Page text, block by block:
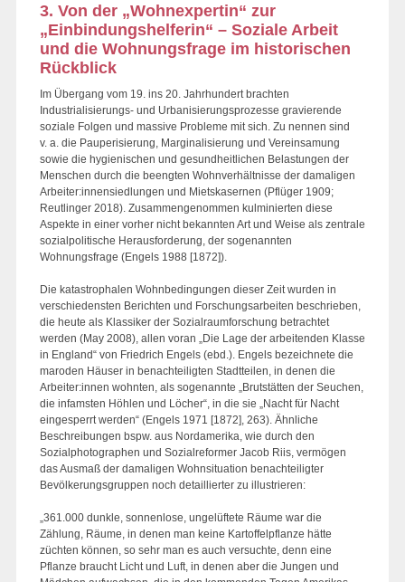
3. Von der „Wohnexpertin“ zur
„Einbindungshelferin“ – Soziale Arbeit
und die Wohnungsfrage im historischen
Rückblick
Im Übergang vom 19. ins 20. Jahrhundert brachten
Industrialisierungs- und Urbanisierungsprozesse gravierende
soziale Folgen und massive Probleme mit sich. Zu nennen sind
v. a. die Pauperisierung, Marginalisierung und Vereinsamung
sowie die hygienischen und gesundheitlichen Belastungen der
Menschen durch die beengten Wohnverhältnisse der damaligen
Arbeiter:innensiedlungen und Mietskasernen (Pflüger 1909;
Reutlinger 2018). Zusammengenommen kulminierten diese
Aspekte in einer vorher nicht bekannten Art und Weise als zentrale
sozialpolitische Herausforderung, der sogenannten
Wohnungsfrage (Engels 1988 [1872]).
Die katastrophalen Wohnbedingungen dieser Zeit wurden in
verschiedensten Berichten und Forschungsarbeiten beschrieben,
die heute als Klassiker der Sozialraumforschung betrachtet
werden (May 2008), allen voran „Die Lage der arbeitenden Klasse
in England“ von Friedrich Engels (ebd.). Engels bezeichnete die
maroden Häuser in benachteiligten Stadtteilen, in denen die
Arbeiter:innen wohnten, als sogenannte „Brutstätten der Seuchen,
die infamsten Höhlen und Löcher“, in die sie „Nacht für Nacht
eingesperrt werden“ (Engels 1971 [1872], 263). Ähnliche
Beschreibungen bspw. aus Nordamerika, wie durch den
Sozialphotographen und Sozialreformer Jacob Riis, vermögen
das Ausmaß der damaligen Wohnsituation benachteiligter
Bevölkerungsgruppen noch detaillierter zu illustrieren:
„361.000 dunkle, sonnenlose, ungelüftete Räume war die
Zählung, Räume, in denen man keine Kartoffelpflanze hätte
züchten können, so sehr man es auch versuchte, denn eine
Pflanze braucht Licht und Luft, in denen aber die Jungen und